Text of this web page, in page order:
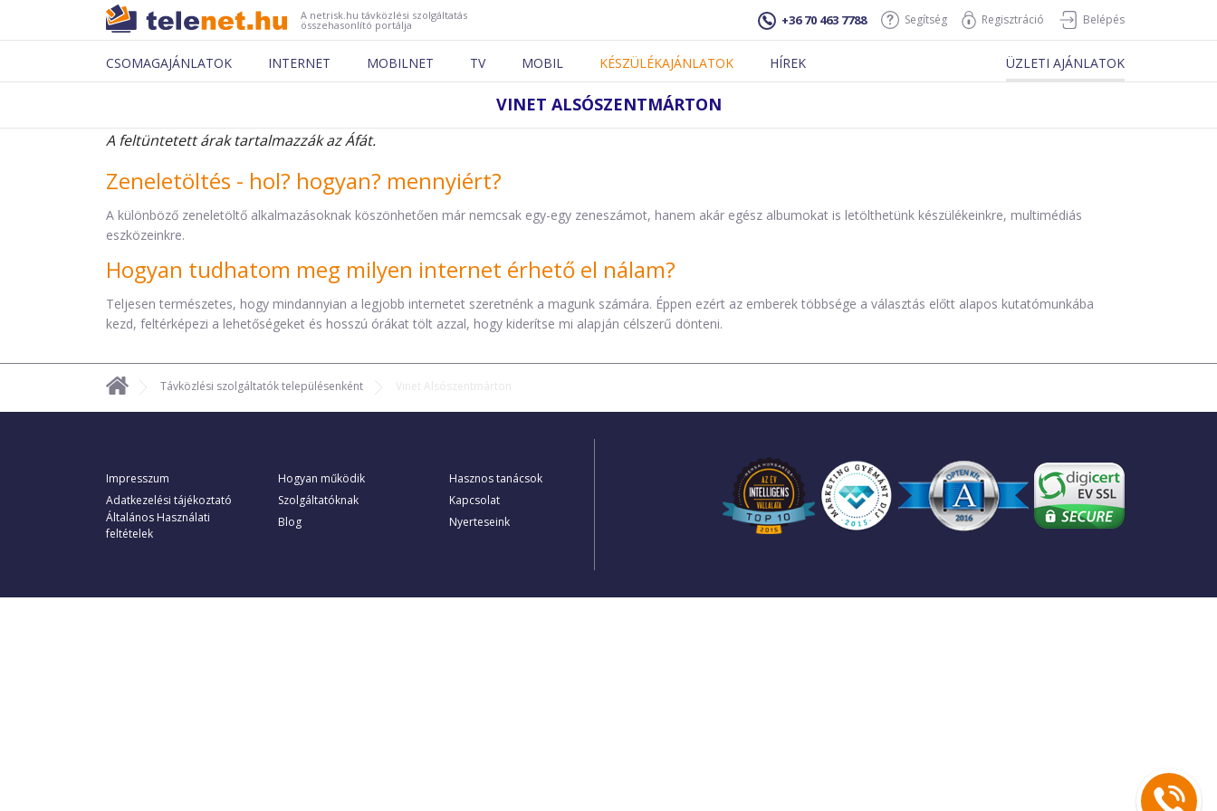
A netrisk.hu távközlési szolgáltatás
összehasonlító portálja +36 70 463 7788 Segítség Regisztráció Belépés
CSOMAGAJÁNLATOK INTERNET MOBILNET TV MOBIL KÉSZÜLÉKAJÁNLATOK HÍREK ÜZLETI AJÁNLATOK
VINET ALSÓSZENTMÁRTON
A feltüntetett árak tartalmazzák az Áfát.
Zeneletöltés - hol? hogyan? mennyiért?
A különböző zeneletöltő alkalmazásoknak köszönhetően már nemcsak egy-egy zeneszámot, hanem akár egész albumokat is letölthetünk készülékeinkre, multimédiás
eszközeinkre.
Hogyan tudhatom meg milyen internet érhető el nálam?
Teljesen természetes, hogy mindannyian a legjobb internetet szeretnénk a magunk számára. Éppen ezért az emberek többsége a választás előtt alapos kutatómunkába
kezd, feltérképezi a lehetőségeket és hosszú órákat tölt azzal, hogy kiderítse mi alapján célszerű dönteni.
Távközlési szolgáltatók településenként Vinet Alsószentmárton
Impresszum
Adatkezelési tájékoztató
Általános Használati
feltételek
Hogyan működik
Szolgáltatóknak
Blog
Hasznos tanácsok
Kapcsolat
Nyerteseink